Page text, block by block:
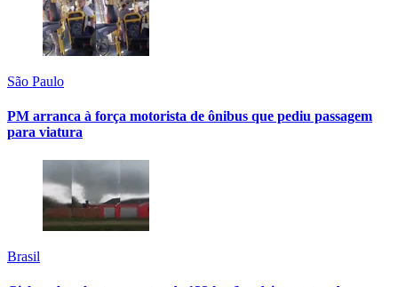
São Paulo
PM arranca à força motorista de ônibus que pediu passagem
para viatura
Brasil